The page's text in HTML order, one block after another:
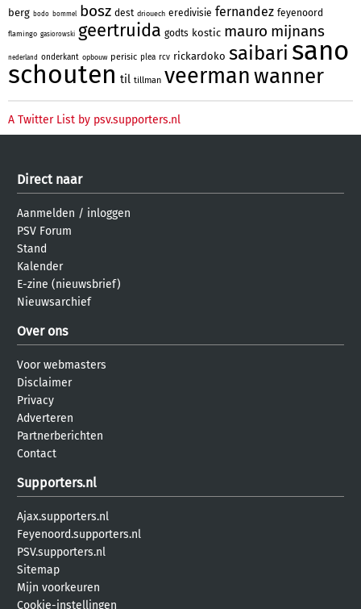
berg bodo bommel bosz dest driouech eredivisie fernandez feyenoord
flamingo gasiorowski geertruida godts kostic mauro mijnans
nederland onderkant opbouw perisic plea rcv rickardoko saibari sano
schouten til tillman veermanwanner
A Twitter List by psv.supporters.nl
Direct naar
Aanmelden / inloggen
PSV Forum
Stand
Kalender
E-zine (nieuwsbrief)
Nieuwsarchief
Over ons
Voor webmasters
Disclaimer
Privacy
Adverteren
Partnerberichten
Contact
Supporters.nl
Ajax.supporters.nl
Feyenoord.supporters.nl
PSV.supporters.nl
Sitemap
Mijn voorkeuren
Cookie-instellingen